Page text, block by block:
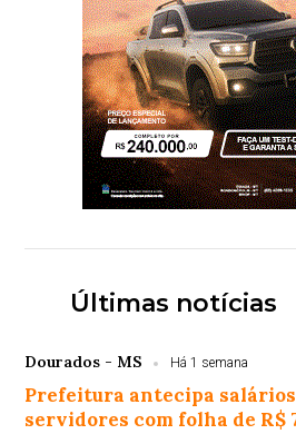
Últimas notícias
Dourados - MS Há 1 semana
Prefeitura antecipa salários
servidores com folha de R$